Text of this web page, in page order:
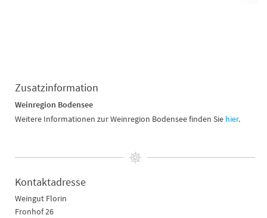
Zusatzinformation
Weinregion Bodensee
Weitere Informationen zur Weinregion Bodensee finden Sie hier.
Kontaktadresse
Weingut Florin
Fronhof 26